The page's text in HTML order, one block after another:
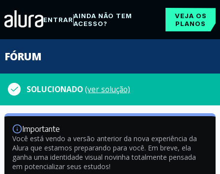
ENTRARAINDA NÃO TEM
ACESSO?
VEJA OS
PLANOS
FÓRUM
SOLUCIONADO(ver solução)
Importante
Você está vendo a versão anterior da nova experiência da
Alura que estamos preparando para você. Em breve, ela
ganha uma identidade visual novinha totalmente pensada
em potencializar seus estudos!